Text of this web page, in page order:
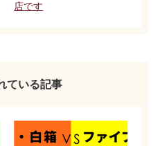
店です
ている記事